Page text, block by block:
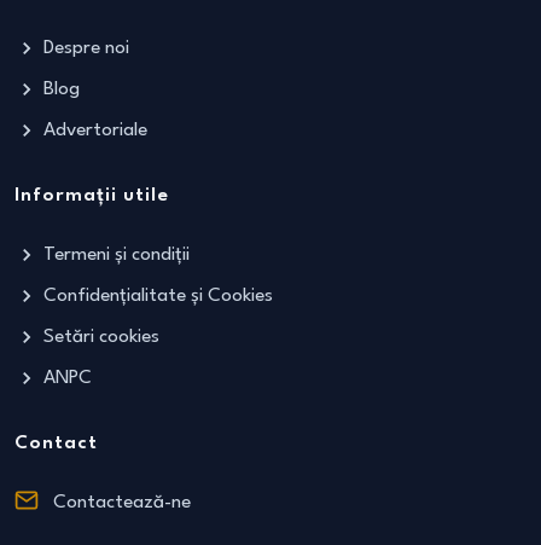
Despre noi
Blog
Advertoriale
Informații utile
Termeni și condiții
Confidențialitate și Cookies
Setări cookies
ANPC
Contact
Contactează-ne